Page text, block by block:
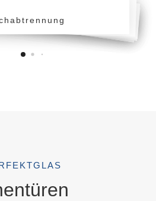
Duschabtrennung
Duschabtrennung
Duschabtrennung
Duschabtrennung
Duschabtrennung